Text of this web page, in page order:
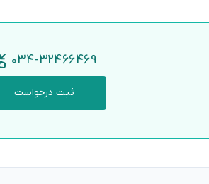
034-32466469
ثبت درخواست